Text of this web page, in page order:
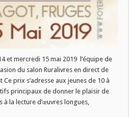
et mercredi 15 mai 2019 l’équipe de
du salon Ruralivres en direct de
prix s’adresse aux jeunes de 10 à
principaux de donner le plaisir de
à la lecture d’œuvres longues,